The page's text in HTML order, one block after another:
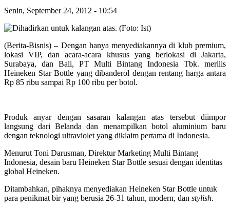
Senin, September 24, 2012 - 10:54
(Berita-Bisnis) – Dengan hanya menyediakannya di klub premium,
lokasi VIP, dan acara-acara khusus yang berlokasi di Jakarta,
Surabaya, dan Bali, PT Multi Bintang Indonesia Tbk. merilis
Heineken Star Bottle yang dibanderol dengan rentang harga antara
Rp 85 ribu sampai Rp 100 ribu per botol.
Produk anyar dengan sasaran kalangan atas tersebut diimpor
langsung dari Belanda dan menampilkan botol aluminium baru
dengan teknologi ultraviolet yang diklaim pertama di Indonesia.
Menurut Toni Darusman, Direktur Marketing Multi Bintang
Indonesia, desain baru Heineken Star Bottle sesuai dengan identitas
global Heineken.
Ditambahkan, pihaknya menyediakan Heineken Star Bottle untuk
para penikmat bir yang berusia 26-31 tahun, modern, dan stylish.